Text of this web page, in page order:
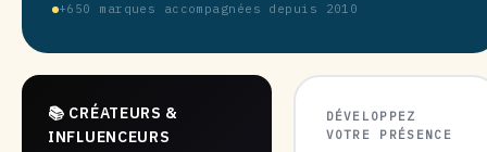
+650 marques accompagnées depuis 2010
📚 CRÉATEURS &
INFLUENCEURS
DÉVELOPPEZ
VOTRE PRÉSENCE